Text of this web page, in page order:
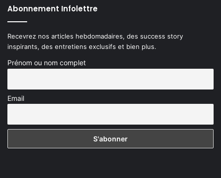
Abonnement Infolettre
Recevrez nos articles hebdomadaires, des success story
inspirants, des entretiens exclusifs et bien plus.
Prénom ou nom complet
Email